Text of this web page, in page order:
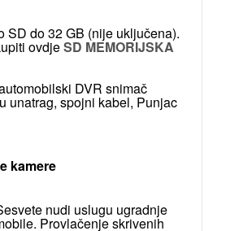
SD do 32 GB (nije uključena).
ovdjeSD MEMORIJSKA
DVR snimač
unatrag, spojni kabel, Punjac
kamere
nudi uslugu ugradnje
Provlačenje skrivenih